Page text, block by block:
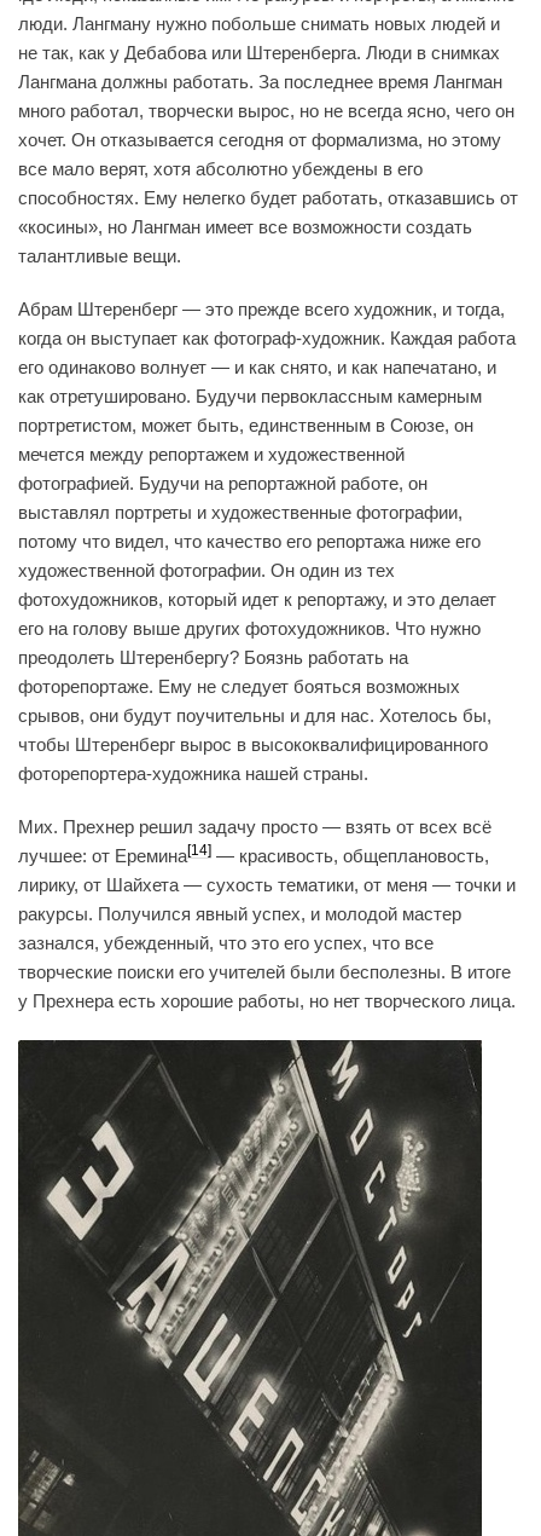
люди. Лангману нужно побольше снимать новых людей и
не так, как у Дебабова или Штеренберга. Люди в снимках
Лангмана должны работать. За последнее время Лангман
много работал, творчески вырос, но не всегда ясно, чего он
хочет. Он отказывается сегодня от формализма, но этому
все мало верят, хотя абсолютно убеждены в его
способностях. Ему нелегко будет работать, отказавшись от
«косины», но Лангман имеет все возможности создать
талантливые вещи.
Абрам Штеренберг — это прежде всего художник, и тогда,
когда он выступает как фотограф-художник. Каждая работа
его одинаково волнует — и как снято, и как напечатано, и
как отретушировано. Будучи первоклассным камерным
портретистом, может быть, единственным в Союзе, он
мечется между репортажем и художественной
фотографией. Будучи на репортажной работе, он
выставлял портреты и художественные фотографии,
потому что видел, что качество его репортажа ниже его
художественной фотографии. Он один из тех
фотохудожников, который идет к репортажу, и это делает
его на голову выше других фотохудожников. Что нужно
преодолеть Штеренбергу? Боязнь работать на
фоторепортаже. Ему не следует бояться возможных
срывов, они будут поучительны и для нас. Хотелось бы,
чтобы Штеренберг вырос в высококвалифицированного
фоторепортера-художника нашей страны.
Мих. Прехнер решил задачу просто — взять от всех всё
лучшее: от Еремина[14] — красивость, общеплановость,
лирику, от Шайхета — сухость тематики, от меня — точки и
ракурсы. Получился явный успех, и молодой мастер
зазнался, убежденный, что это его успех, что все
творческие поиски его учителей были бесполезны. В итоге
у Прехнера есть хорошие работы, но нет творческого лица.